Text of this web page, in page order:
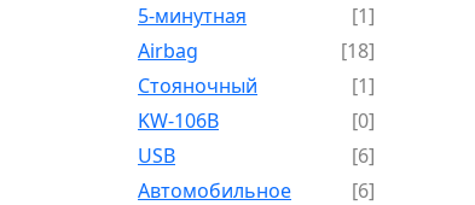
5-минутная
[1]
Airbag
[18]
Cтояночный
[1]
KW-106B
[0]
USB
[6]
Автомобильное
[6]